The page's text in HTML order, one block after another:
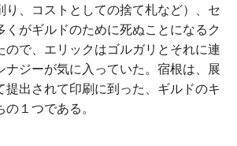
り、コストとしての捨て札など）、セ
くがギルドのために死ぬことになるク
ので、エリックはゴルガリとそれに連
ナジーが気に入っていた。宿根は、展
提出されて印刷に到った、ギルドのキ
１つである。